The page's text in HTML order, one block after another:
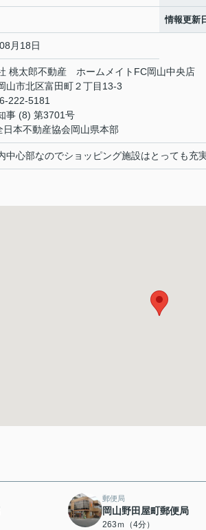
情報更新
月18日
桃太郎不動産 ホームメイトFC岡山中央店
山市北区富田町２丁目13-3
222-5181
事 (8) 第3701号
日本不動産協会岡山県本部
中心部なのでショッピング施設はとっても充
郵便局
岡山野田屋町郵便局
263ｍ（4分）